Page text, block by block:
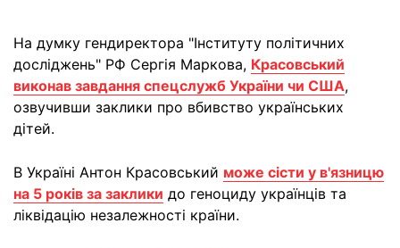
На думку гендиректора "Інституту політичних
досліджень" РФ Сергія Маркова, Красовський
виконав завдання спецслужб України чи США,
озвучивши заклики про вбивство українських
дітей.
В Україні Антон Красовський може сісти у в'язницю
на 5 років за заклики до геноциду українців та
ліквідацію незалежності країни.